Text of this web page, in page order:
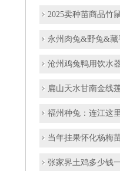
2025卖种苗商品竹
永州肉兔&野兔&
沧州鸡兔鸭用饮水
扁山天水甘南金线
福州种兔：连江这
当年挂果怀化杨梅
张家界土鸡多少钱